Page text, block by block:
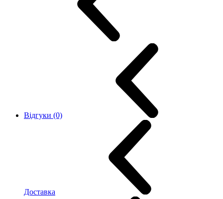
Відгуки (0)
Доставка